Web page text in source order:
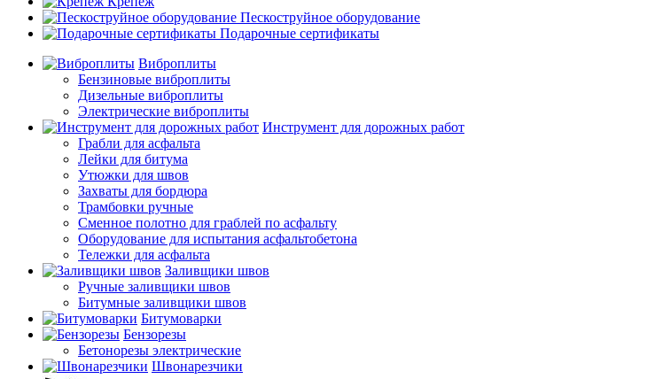
Пескоструйное оборудование
Подарочные сертификаты
Виброплиты
Бензиновые виброплиты
Дизельные виброплиты
Электрические виброплиты
Инструмент для дорожных работ
Грабли для асфальта
Лейки для битума
Утюжки для швов
Захваты для бордюра
Трамбовки ручные
Сменное полотно для граблей по асфальту
Оборудование для испытания асфальтобетона
Тележки для асфальта
Заливщики швов
Ручные заливщики швов
Битумные заливщики швов
Битумоварки
Бензорезы
Бетонорезы электрические
Швонарезчики